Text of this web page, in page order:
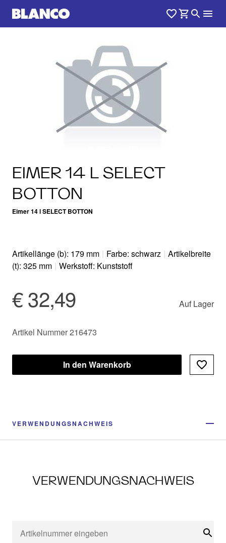
EIMER 14 L SELECT
BOTTON
Eimer 14 l SELECT BOTTON
Artikellänge (b): 179 mm | Farbe: schwarz | Artikelbreite
(t): 325 mm | Werkstoff: Kunststoff
€ 32,49 Auf Lager
Artikel Nummer 216473
In den Warenkorb
VERWENDUNGSNACHWEIS
VERWENDUNGSNACHWEIS